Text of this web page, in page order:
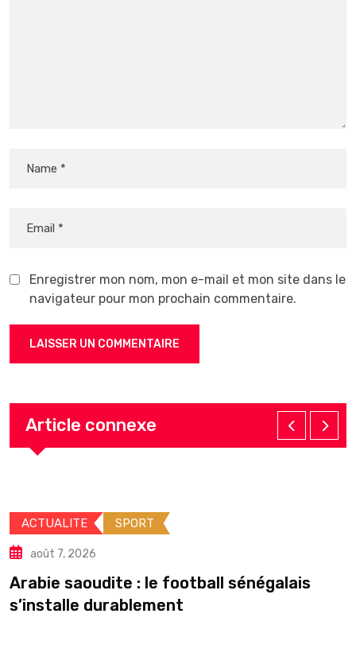
Enregistrer mon nom, mon e-mail et mon site dans le
navigateur pour mon prochain commentaire.
Article connexe
ACTUALITE SPORT
août 7, 2026
Arabie saoudite : le football sénégalais
s’installe durablement